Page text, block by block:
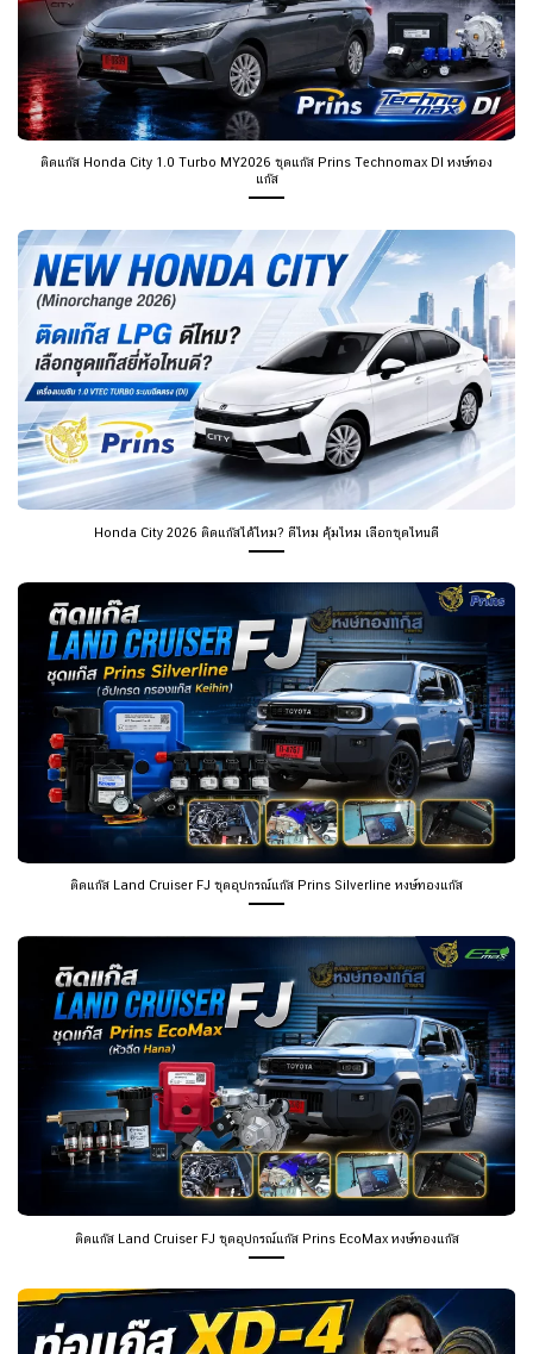
ติดแก๊ส Honda City 1.0 Turbo MY2026 ชุดแก๊ส Prins Technomax DI หงษ์ทอง
แก๊ส
Honda City 2026 ติดแก๊สได้ไหม? ดีไหม คุ้มไหม เลือกชุดไหนดี
ติดแก๊ส Land Cruiser FJ ชุดอุปกรณ์แก๊ส Prins Silverline หงษ์ทองแก๊ส
ติดแก๊ส Land Cruiser FJ ชุดอุปกรณ์แก๊ส Prins EcoMax หงษ์ทองแก๊ส